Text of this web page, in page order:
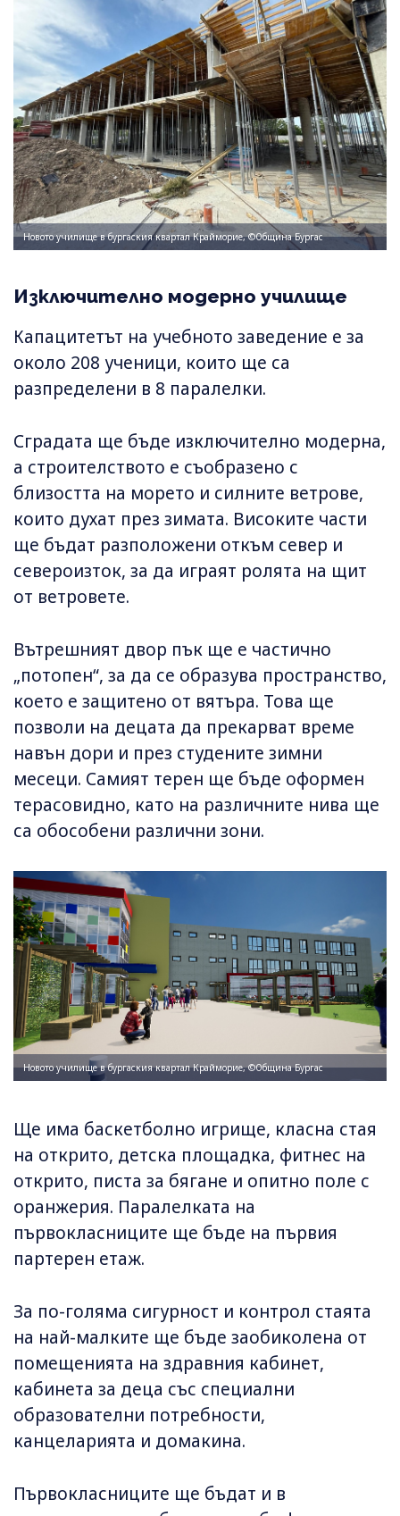
Новото училище в бургаския квартал Крайморие, ©Община Бургас
Изключително модерно училище
Капацитетът на учебното заведение е за
около 208 ученици, които ще са
разпределени в 8 паралелки.
Сградата ще бъде изключително модерна,
а строителството е съобразено с
близостта на морето и силните ветрове,
които духат през зимата. Високите части
ще бъдат разположени откъм север и
североизток, за да играят ролята на щит
от ветровете.
Вътрешният двор пък ще е частично
„потопен“, за да се образува пространство,
което е защитено от вятъра. Това ще
позволи на децата да прекарват време
навън дори и през студените зимни
месеци. Самият терен ще бъде оформен
терасовидно, като на различните нива ще
са обособени различни зони.
Новото училище в бургаския квартал Крайморие, ©Община Бургас
Ще има баскетболно игрище, класна стая
на открито, детска площадка, фитнес на
открито, писта за бягане и опитно поле с
оранжерия. Паралелката на
първокласниците ще бъде на първия
партерен етаж.
За по-голяма сигурност и контрол стаята
на най-малките ще бъде заобиколена от
помещенията на здравния кабинет,
кабинета за деца със специални
образователни потребности,
канцеларията и домакина.
Първокласниците ще бъдат и в